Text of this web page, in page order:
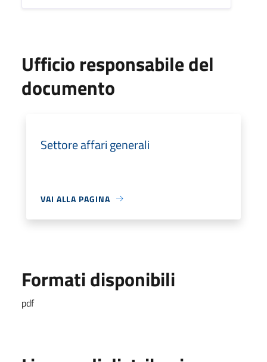
Ufficio responsabile del
documento
Settore affari generali
VAI ALLA PAGINA
Formati disponibili
pdf